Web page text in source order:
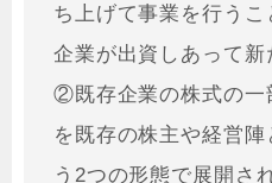
ち上げて事業を行う
企業が出資しあって新
②既存企業の株式の一
を既存の株主や経営
う2つの形態で展開さ